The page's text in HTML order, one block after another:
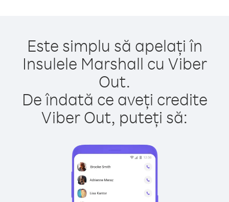
Este simplu să apelați în
Insulele Marshall cu Viber
Out.
De îndată ce aveți credite
Viber Out, puteți să: